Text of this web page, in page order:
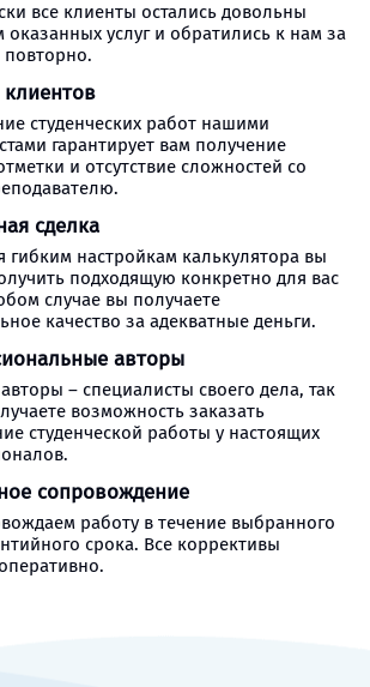
все клиенты остались довольны
оказанных услуг и обратились к нам за
студенческих работ нашими
гарантирует вам получение
и отсутствие сложностей со
сделка
гибким настройкам калькулятора вы
подходящую конкретно для вас
случае вы получаете
качество за адекватные деньги.
авторы
– специалисты своего дела, так
возможность заказать
студенческой работы у настоящих
сопровождение
работу в течение выбранного
срока. Все коррективы